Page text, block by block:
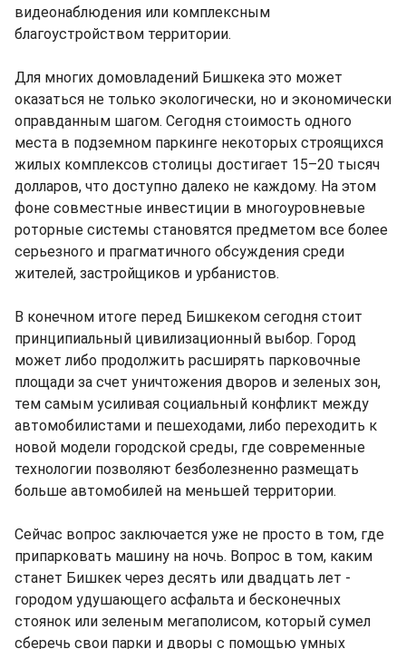
видеонаблюдения или комплексным
благоустройством территории.
Для многих домовладений Бишкека это может
оказаться не только экологически, но и экономически
оправданным шагом. Сегодня стоимость одного
места в подземном паркинге некоторых строящихся
жилых комплексов столицы достигает 15–20 тысяч
долларов, что доступно далеко не каждому. На этом
фоне совместные инвестиции в многоуровневые
роторные системы становятся предметом все более
серьезного и прагматичного обсуждения среди
жителей, застройщиков и урбанистов.
В конечном итоге перед Бишкеком сегодня стоит
принципиальный цивилизационный выбор. Город
может либо продолжить расширять парковочные
площади за счет уничтожения дворов и зеленых зон,
тем самым усиливая социальный конфликт между
автомобилистами и пешеходами, либо переходить к
новой модели городской среды, где современные
технологии позволяют безболезненно размещать
больше автомобилей на меньшей территории.
Сейчас вопрос заключается уже не просто в том, где
припарковать машину на ночь. Вопрос в том, каким
станет Бишкек через десять или двадцать лет -
городом удушающего асфальта и бесконечных
стоянок или зеленым мегаполисом, который сумел
сберечь свои парки и дворы с помощью умных